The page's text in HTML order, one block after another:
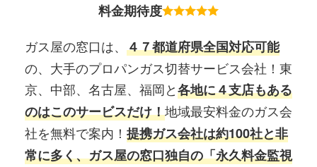
料金期待度
ガス屋の窓口は、 ４７都道府県全国対応可能
の、大手のプロパンガス切替サービス会社！東
京、中部、名古屋、福岡と各地に４支店もある
のはこのサービスだけ！地域最安料金のガス会
社を無料で案内！ 提携ガス会社は約100社と非
常に多く、ガス屋の窓口独自の「永久料金監視